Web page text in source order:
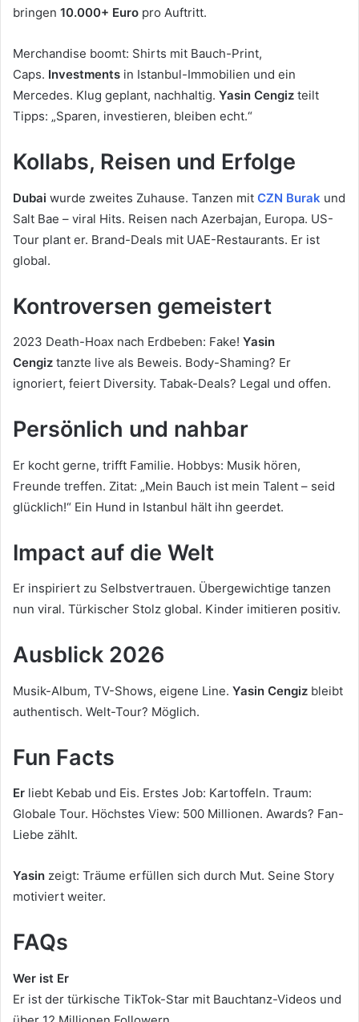
bringen 10.000+ Euro pro Auftritt.
Merchandise boomt: Shirts mit Bauch-Print,
Caps. Investments in Istanbul-Immobilien und ein
Mercedes. Klug geplant, nachhaltig. Yasin Cengiz teilt
Tipps: „Sparen, investieren, bleiben echt.“
Kollabs, Reisen und Erfolge
Dubai wurde zweites Zuhause. Tanzen mit CZN Burak und
Salt Bae – viral Hits. Reisen nach Azerbajan, Europa. US-
Tour plant er. Brand-Deals mit UAE-Restaurants. Er ist
global.
Kontroversen gemeistert
2023 Death-Hoax nach Erdbeben: Fake! Yasin
Cengiz tanzte live als Beweis. Body-Shaming? Er
ignoriert, feiert Diversity. Tabak-Deals? Legal und offen.
Persönlich und nahbar
Er kocht gerne, trifft Familie. Hobbys: Musik hören,
Freunde treffen. Zitat: „Mein Bauch ist mein Talent – seid
glücklich!“ Ein Hund in Istanbul hält ihn geerdet.
Impact auf die Welt
Er inspiriert zu Selbstvertrauen. Übergewichtige tanzen
nun viral. Türkischer Stolz global. Kinder imitieren positiv.
Ausblick 2026
Musik-Album, TV-Shows, eigene Line. Yasin Cengiz bleibt
authentisch. Welt-Tour? Möglich.
Fun Facts
Er liebt Kebab und Eis. Erstes Job: Kartoffeln. Traum:
Globale Tour. Höchstes View: 500 Millionen. Awards? Fan-
Liebe zählt.
Yasin zeigt: Träume erfüllen sich durch Mut. Seine Story
motiviert weiter.
FAQs
Wer ist Er
Er ist der türkische TikTok-Star mit Bauchtanz-Videos und